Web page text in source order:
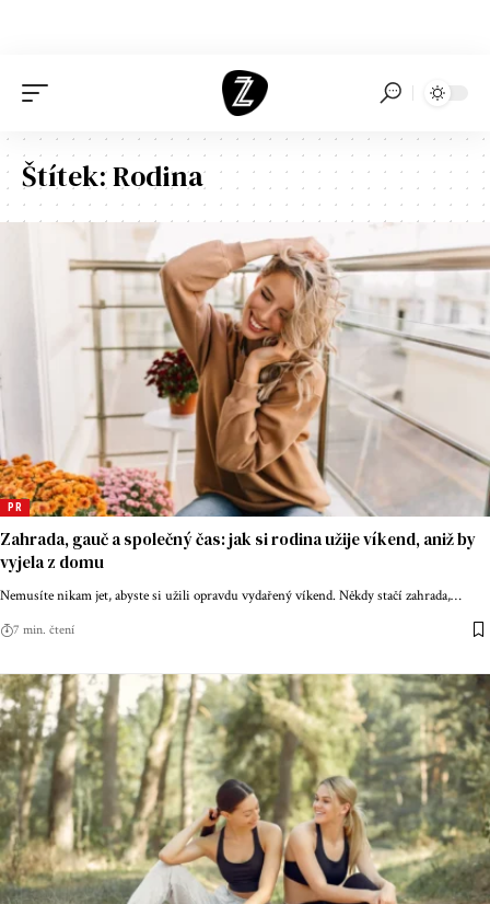
Štítek:Rodina
PR
Zahrada, gauč a společný čas: jak si rodina užije víkend, aniž by
vyjela z domu
Nemusíte nikam jet, abyste si užili opravdu vydařený víkend. Někdy stačí zahrada,…
7 min. čtení